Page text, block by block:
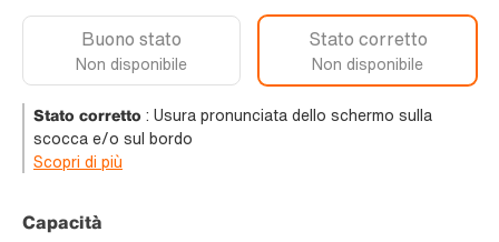
Buono stato
Non disponibile
Stato corretto
Non disponibile
Stato corretto: Usura pronunciata dello schermo sulla
scocca e/o sul bordo
Scopri di più
Capacità